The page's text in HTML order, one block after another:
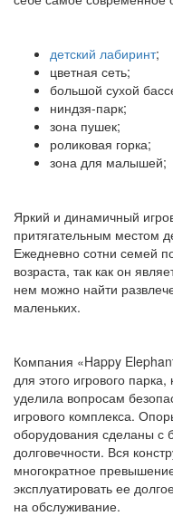
детский лабиринт;
цветная сеть;
большой сухой
ниндзя-парк;
зона пушек;
роликовая горка;
зона для малышей;
Яркий и динамичный
притягательным местом
Ежедневно сотни семей
возраста, так как он
нем можно найти
маленьких.
Компания «Happy
для этого игрового
уделила вопросам
игрового комплекса.
оборудования сделаны с
долговечности. Вся
многократное
эксплуатировать ее
на обслуживание.